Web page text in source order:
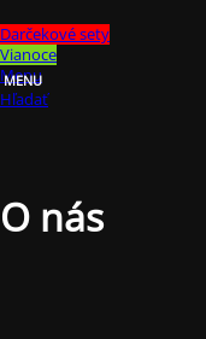
Darčekové sety
Vianoce
Menu
Hľadať
O nás